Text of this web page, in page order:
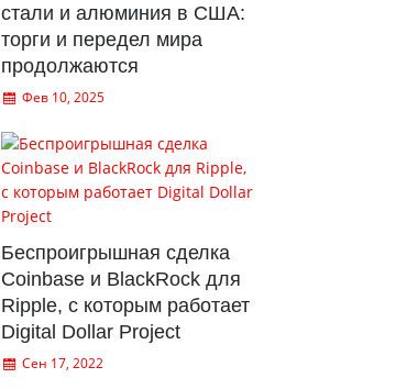
стали и алюминия в США:
торги и передел мира
продолжаются
Фев 10, 2025
Беспроигрышная сделка
Coinbase и BlackRock для
Ripple, с которым работает
Digital Dollar Project
Сен 17, 2022